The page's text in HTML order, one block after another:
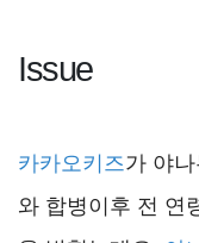
Issue
카카오키즈가 야
와 합병이후 전 연